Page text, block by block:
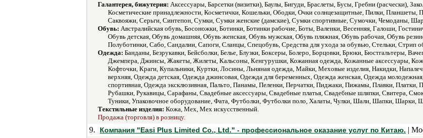
Галантерея, бижутерия: Аксессуары, Барсетки (визитки), Баулы, Бигуди, Браслеты, Бусы, Гребни (расчески),
Косметические принадлежности, Косметички, Кошельки, Ободки, Очки солнцезащитные, Пилки, Планшеты,
Саквояжи, Серьги, Синтепон, Сумки, Сумки женские (дамские), Сумки спортивные, Сумочки, Чемоданы,
Обувь: Австралийская обувь, Босоножки, Ботинки, Ботинки рабочие, Боты, Валенки, Весенняя, Галоши,
Обувь детская, Обувь домашняя, Обувь женская, Обувь мужская, Обувь пляжная, Обувь рабочая, Обувь
Полуботинки, Сабо, Сандалии, Сапоги, Сланцы, Спецобувь, Средства для ухода за обувью, Стельки, Стрип
Одежда: Банданы, Безрукавки, Бейсболки, Белье, Блузки, Боксеры, Болеро, Борцовки, Брюки, Бюстгальтеры,
Джемпера, Джинсы, Жакеты, Жилеты, Кальсоны, Кенгурушки, Кожанная одежда, Кожанные аксессуары,
Кофточки, Краги, Купальники, Куртки, Лосины, Льняная одежда, Майки, Меховые изделия, Накидки,
верхняя, Одежда детская, Одежда джинсовая, Одежда для беременных, Одежда женская, Одежда
спортивная, Одежда эксклюзивная, Пальто, Панамы, Пеленки, Перчатки, Пиджаки, Пижамы, Плавки, Платки,
Рубашки, Рукавицы, Сарафаны, Свадебные аксессуары, Свадебные платья, Свадебные шляпки, Свитера,
Туники, Упаковочное оборудование, Фата, Футболки, Футболки поло, Халаты, Чулки, Шали, Шапки,
Текстильные изделия: Кожа, Мех, Мех искусственный.
Продажа (торговля) в розницу.
9. Компания "Easi Plus Limited Co., Ltd." - профессиональное оказание услуг по Китаю. |